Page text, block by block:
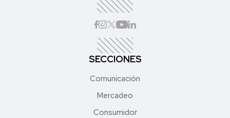
SECCIONES
Comunicación
Mercadeo
Consumidor